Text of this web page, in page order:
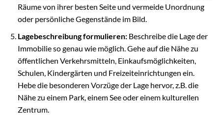
Räume von ihrer besten Seite und vermeide Unordnung
oder persönliche Gegenstände im Bild.
Lagebeschreibung formulieren:Beschreibe die Lage der
Immobilie so genau wie möglich. Gehe auf die Nähe zu
öffentlichen Verkehrsmitteln, Einkaufsmöglichkeiten,
Schulen, Kindergärten und Freizeiteinrichtungen ein.
Hebe die besonderen Vorzüge der Lage hervor, z.B. die
Nähe zu einem Park, einem See oder einem kulturellen
Zentrum.